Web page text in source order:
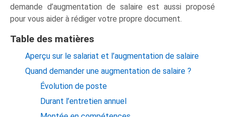
demande d’augmentation de salaire est aussi proposé
pour vous aider à rédiger votre propre document.
Table des matières
Aperçu sur le salariat et l’augmentation de salaire
Quand demander une augmentation de salaire ?
Évolution de poste
Durant l’entretien annuel